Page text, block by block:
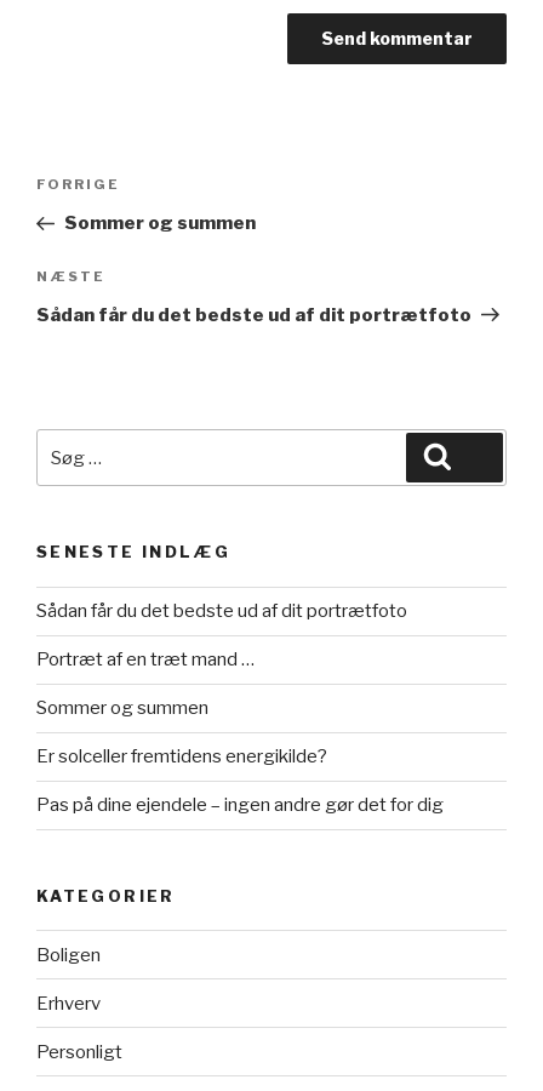
Forrige
indlæg
FORRIGE
Sommer og summen
Næste
indlæg
NÆSTE
Sådan får du det bedste ud af dit portrætfoto
efter:
SENESTE INDLÆG
Sådan får du det bedste ud af dit portrætfoto
Portræt af en træt mand …
Sommer og summen
Er solceller fremtidens energikilde?
Pas på dine ejendele – ingen andre gør det for dig
KATEGORIER
Boligen
Erhverv
Personligt